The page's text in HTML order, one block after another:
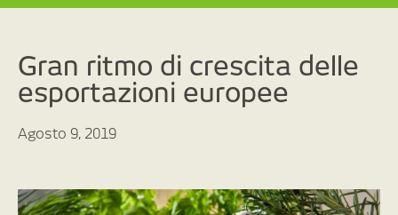
Gran ritmo di crescita delle
esportazioni europee
Agosto 9, 2019